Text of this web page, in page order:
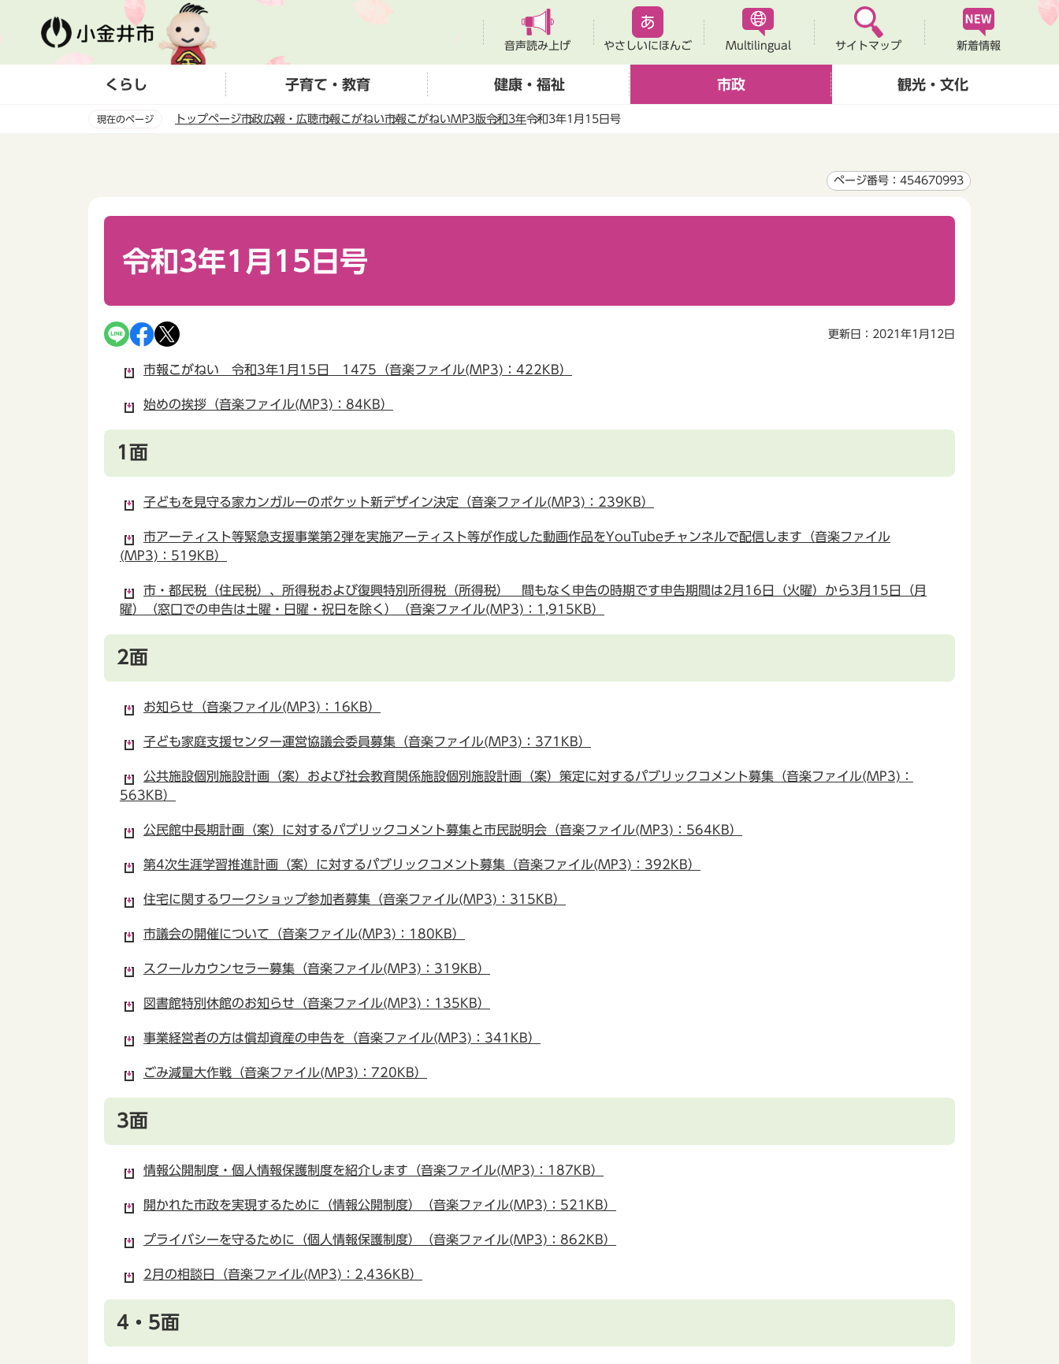
ー
音声読み上げ やさしいにほんご Multilingual サイトマップ 新着情報
くらし 子育て・教育 健康・福祉 市政 観光・文化
現在のページ トップページ市政広報・広聴市報こがねい市報こがねいMP3版令和3年令和3年1月15日号
ページ番号：454670993
令和3年1月15日号
更新日：2021年1月12日
市報こがねい 令和3年1月15日 1475（音楽ファイル(MP3)：422KB）
始めの挨拶（音楽ファイル(MP3)：84KB）
1面
子どもを見守る家カンガルーのポケット新デザイン決定（音楽ファイル(MP3)：239KB）
市アーティスト等緊急支援事業第2弾を実施アーティスト等が作成した動画作品をYouTubeチャンネルで配信します（音楽ファイル
(MP3)：519KB）
市・都民税（住民税）、所得税および復興特別所得税（所得税） 間もなく申告の時期です申告期間は2月16日（火曜）から3月15日（月
曜）（窓口での申告は土曜・日曜・祝日を除く）（音楽ファイル(MP3)：1,915KB）
2面
お知らせ（音楽ファイル(MP3)：16KB）
子ども家庭支援センター運営協議会委員募集（音楽ファイル(MP3)：371KB）
公共施設個別施設計画（案）および社会教育関係施設個別施設計画（案）策定に対するパブリックコメント募集（音楽ファイル(MP3)：
563KB）
公民館中長期計画（案）に対するパブリックコメント募集と市民説明会（音楽ファイル(MP3)：564KB）
第4次生涯学習推進計画（案）に対するパブリックコメント募集（音楽ファイル(MP3)：392KB）
住宅に関するワークショップ参加者募集（音楽ファイル(MP3)：315KB）
市議会の開催について（音楽ファイル(MP3)：180KB）
スクールカウンセラー募集（音楽ファイル(MP3)：319KB）
図書館特別休館のお知らせ（音楽ファイル(MP3)：135KB）
事業経営者の方は償却資産の申告を（音楽ファイル(MP3)：341KB）
ごみ減量大作戦（音楽ファイル(MP3)：720KB）
3面
情報公開制度・個人情報保護制度を紹介します（音楽ファイル(MP3)：187KB）
開かれた市政を実現するために（情報公開制度）（音楽ファイル(MP3)：521KB）
プライバシーを守るために（個人情報保護制度）（音楽ファイル(MP3)：862KB）
2月の相談日（音楽ファイル(MP3)：2,436KB）
4・5面